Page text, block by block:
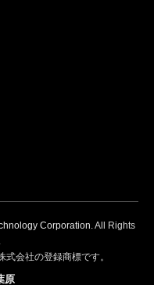
Corporation. All Rights
会社の登録商標です。
原